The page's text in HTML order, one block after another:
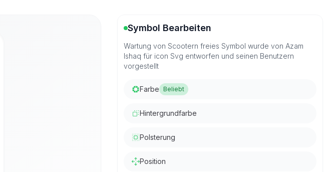
Symbol Bearbeiten
Wartung von Scootern freies Symbol wurde von Azam
Ishaq für icon Svg entworfen und seinen Benutzern
vorgestellt
Farbe Beliebt
Hintergrundfarbe
Polsterung
Position